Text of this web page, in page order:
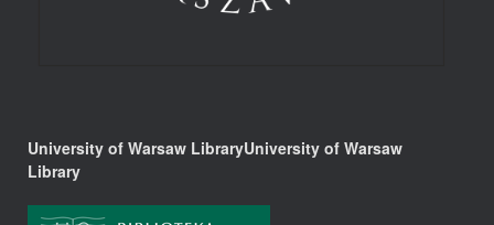
University of Warsaw LibraryUniversity of Warsaw
Library